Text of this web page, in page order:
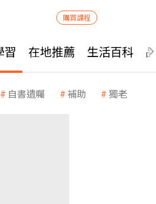
購買課程
習 在地推薦 生活百科
自書遺囑 補助 獨老